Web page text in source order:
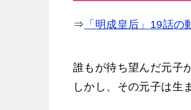
⇒ 「明成皇后」19話
誰もが待ち望んだ元子
しかし、その元子は生